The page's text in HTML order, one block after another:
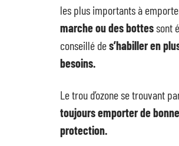
les plus importants à
marche ou des bottessont
conseillé des’habiller en
besoins.
Le trou d’ozone se trouvant
toujours emporter de
protection.